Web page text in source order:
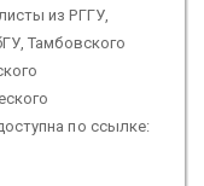
из РГГУ,
Тамбовского
по ссылке: